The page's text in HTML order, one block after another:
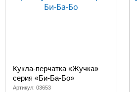
Кукла-перчатка «Жучка»
серия «Би-Ба-Бо»
Артикул: 03653